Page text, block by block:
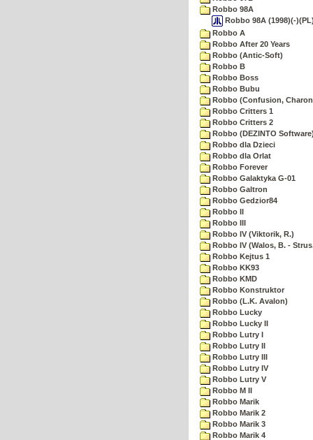
Robbo 98A
Robbo 98A (1998)(-
Robbo A
Robbo After 20 Years
Robbo (Antic-Soft)
Robbo B
Robbo Boss
Robbo Bubu
Robbo (Confusion,
Robbo Critters 1
Robbo Critters 2
Robbo (DEZINTO
Robbo dla Dzieci
Robbo dla Orlat
Robbo Forever
Robbo Galaktyka G-01
Robbo Galtron
Robbo Gedzior84
Robbo II
Robbo III
Robbo IV (Viktorik, R.)
Robbo IV (Walos, B. -
Robbo Kejtus 1
Robbo KK93
Robbo KMD
Robbo Konstruktor
Robbo (L.K. Avalon)
Robbo Lucky
Robbo Lucky II
Robbo Lutry I
Robbo Lutry II
Robbo Lutry III
Robbo Lutry IV
Robbo Lutry V
Robbo M II
Robbo Marik
Robbo Marik 2
Robbo Marik 3
Robbo Marik 4